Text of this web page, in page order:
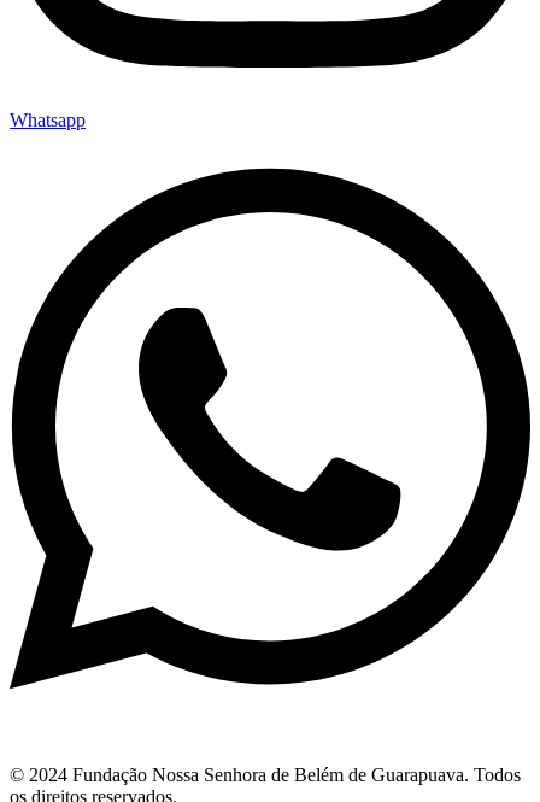
Whatsapp
© 2024 Fundação Nossa Senhora de Belém de Guarapuava. Todos
os direitos reservados.